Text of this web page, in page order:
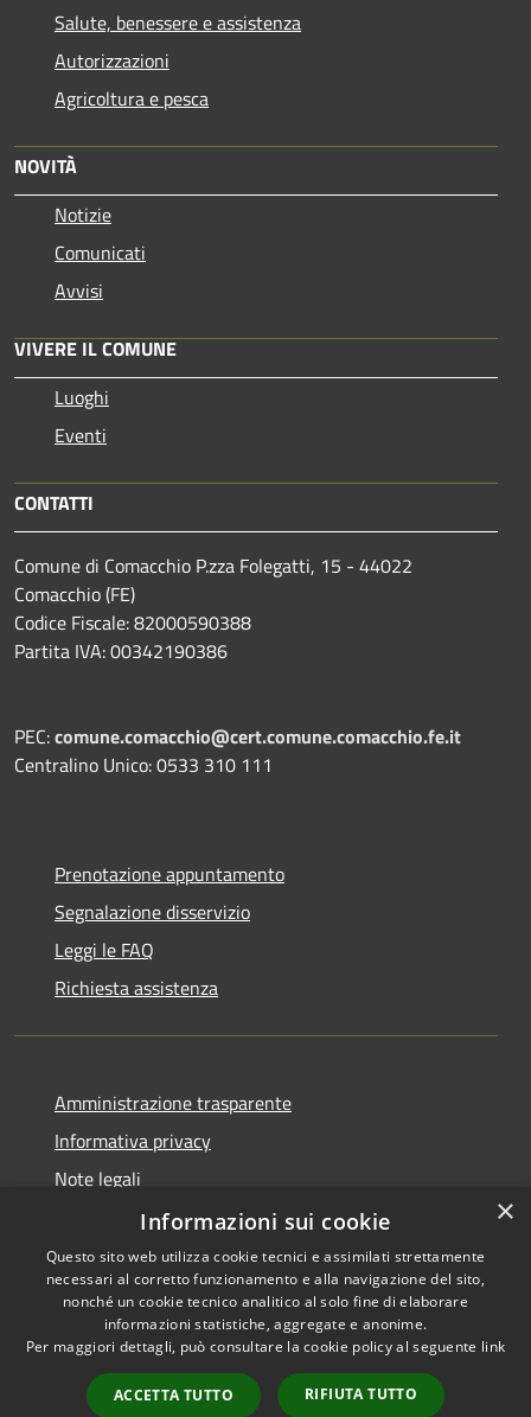
Salute, benessere e assistenza
Autorizzazioni
Agricoltura e pesca
NOVITÀ
Notizie
Comunicati
Avvisi
VIVERE IL COMUNE
Luoghi
Eventi
CONTATTI
Comune di Comacchio P.zza Folegatti, 15 - 44022
Comacchio (FE)
Codice Fiscale: 82000590388
Partita IVA: 00342190386
PEC:comune.comacchio@cert.comune.comacchio.fe.it
Centralino Unico: 0533 310 111
Prenotazione appuntamento
Segnalazione disservizio
Leggi le FAQ
Richiesta assistenza
Amministrazione trasparente
Informativa privacy
Note legali
Dichiarazione di accessibilità
RSS
Accessibilità
Copyright © 2026 • Città di
Comacchio • Powered by
Municipium•
Accesso
×
Informazioni sui cookie
Questo sito web utilizza cookie tecnici e assimilati strettamente
necessari al corretto funzionamento e alla navigazione del sito,
nonché un cookie tecnico analitico al solo fine di elaborare
informazioni statistiche, aggregate e anonime.
Per maggiori dettagli, può consultare la cookie policy al seguente link
ACCETTA TUTTO RIFIUTA TUTTO